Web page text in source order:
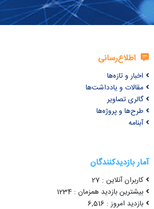
اطلاع‌رسانی
اخبار و تازه‌ها
مقالات و یادداشت‌ها
گالری تصاویر
طرح‌ها و پروژه‌ها
آبنامه
آمار بازدیدکنندگان
کاربران آنلاین : 27
بیشترین بازدید همزمان : 1234
بازدید امروز : 6,516